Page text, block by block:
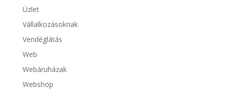
Üzlet
Vállalkozásoknak
Vendéglátás
Web
Webáruházak
Webshop